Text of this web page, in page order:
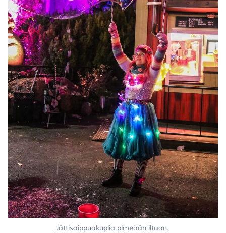
Jättisaippuakuplia pimeään iltaan.